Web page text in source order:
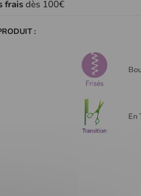
fraisdès 100€
:
En